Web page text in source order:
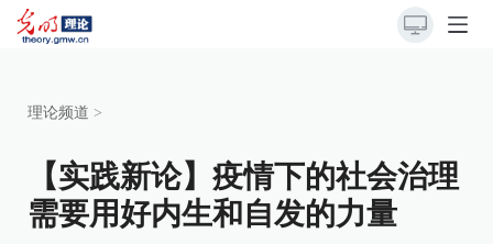
理论频道 >
【实践新论】疫情下的社会治理
需要用好内生和自发的力量